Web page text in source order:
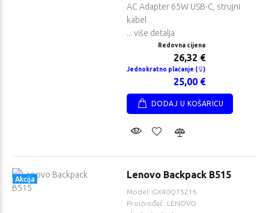
AC Adapter 65W USB-C, strujni
kabel
... više detalja
Redovna cijena
26,32 €
Jednokratno plaćanje ( )
25,00 €
DODAJ U KOŠARICU
Akcija Lenovo Backpack B515
Model: GX40Q75216
Proizvođač: LENOVO